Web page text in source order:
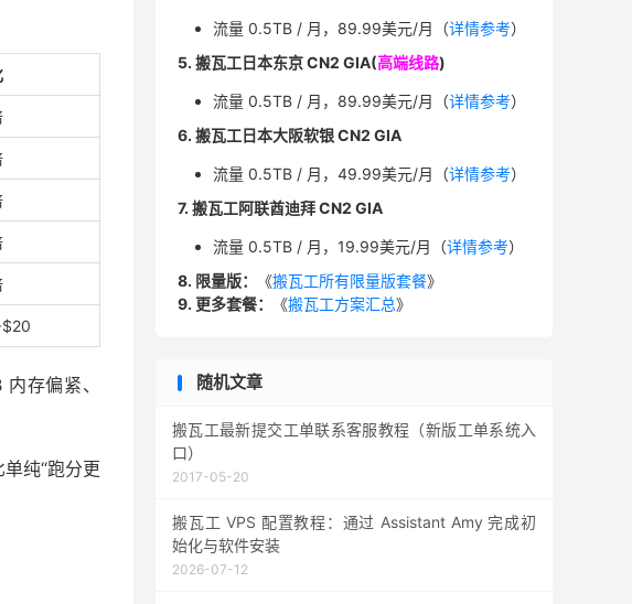
存偏紧、
纯“跑分更
流量 0.5TB / 月，89.99美元/月（详情参考）
5. 搬瓦工日本东京 CN2 GIA(高端线路)
流量 0.5TB / 月，89.99美元/月（详情参考）
6. 搬瓦工日本大阪软银 CN2 GIA
流量 0.5TB / 月，49.99美元/月（详情参考）
7. 搬瓦工阿联酋迪拜 CN2 GIA
流量 0.5TB / 月，19.99美元/月（详情参考）
8. 限量版：
《搬瓦工所有限量版套餐》
9. 更多套餐：
《搬瓦工方案汇总》
随机文章
搬瓦工最新提交工单联系客服教程（新版工单系统入
口）
2017-05-20
搬瓦工 VPS 配置教程：通过 Assistant Amy 完成初
始化与软件安装
2026-07-12